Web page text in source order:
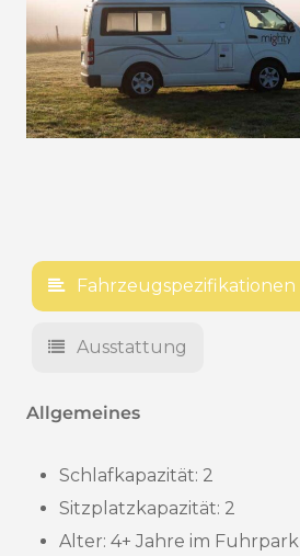
Fahrzeugspezifikationen
Ausstattung
Allgemeines
Schlafkapazität: 2
Sitzplatzkapazität: 2
Alter:4+ Jahre im Fuhrpark